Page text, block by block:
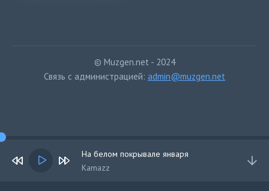
© Muzgen.net - 2024
Связь с администрацией: admin@muzgen.net
На белом покрывале января
Kamazz